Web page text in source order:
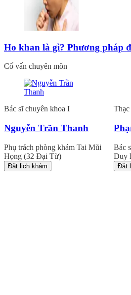
Ho khan là gì? Phương pháp
Cố vấn chuyên môn
Bác sĩ chuyên khoa I
Nguyễn Trần Thanh
Phụ trách phòng khám Tai Mũi
Họng (32 Đại Từ)
Đặt lịch khám
Thạc
Bác
Duy
Đặt